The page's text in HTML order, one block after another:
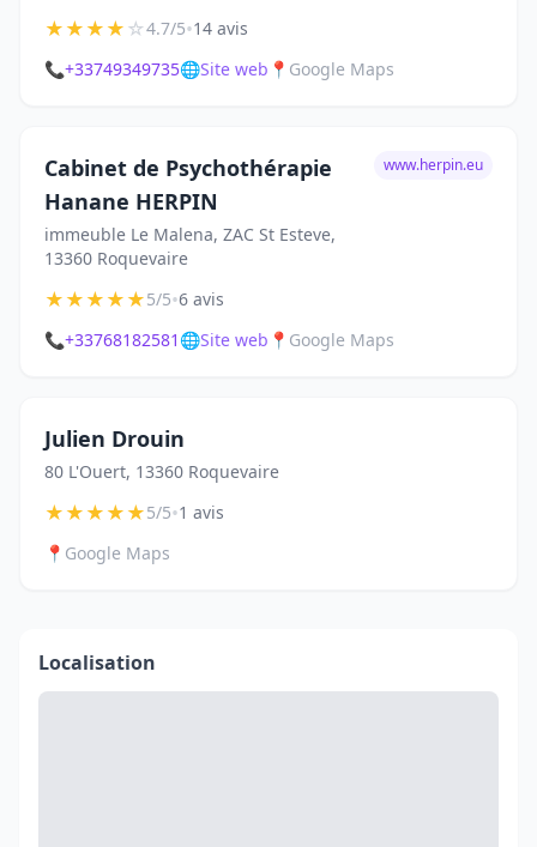
★★★★☆4.7/5•14 avis
📞+33749349735🌐Site web 📍 Google Maps
Cabinet de Psychothérapie
Hanane HERPIN
immeuble Le Malena, ZAC St Esteve,
13360 Roquevaire
www.herpin.eu
★★★★★5/5•6 avis
📞+33768182581 🌐Site web 📍 Google Maps
Julien Drouin
80 L'Ouert, 13360 Roquevaire
★★★★★5/5•1 avis
📍 Google Maps
Localisation